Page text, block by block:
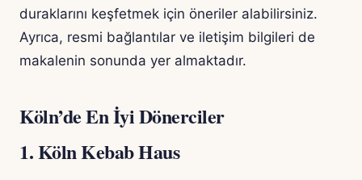
duraklarını keşfetmek için öneriler alabilirsiniz.
Ayrıca, resmi bağlantılar ve iletişim bilgileri de
makalenin sonunda yer almaktadır.
Köln’de En İyi Dönerciler
1.Köln Kebab Haus